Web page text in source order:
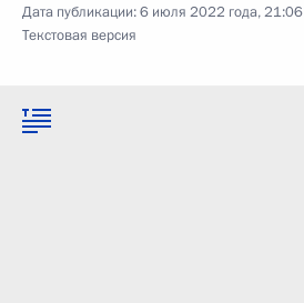
Дата публикации:6 июля 2022 года, 21:06
Текстовая версия